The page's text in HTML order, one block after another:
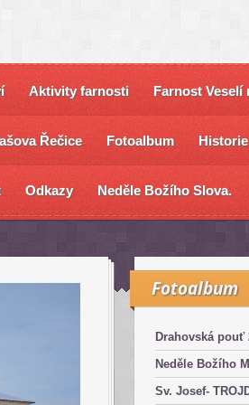
Aktivity farnosti Farnost Veselí
Řečice Fotoalbum
Odkazy Neděle Božího Slova.
Fotoalbum
Drahovská pouť
Neděle Božího
Sv. Josef-